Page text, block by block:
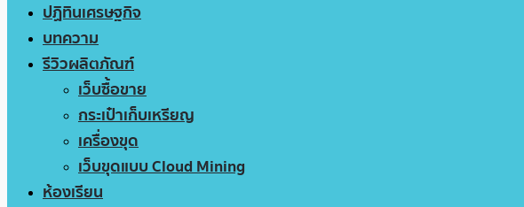
ปฏิทินเศรษฐกิจ
บทความ
รีวิวผลิตภัณฑ์
เว็บซื้อขาย
กระเป๋าเก็บเหรียญ
เครื่องขุด
เว็บขุดแบบ Cloud Mining
ห้องเรียน